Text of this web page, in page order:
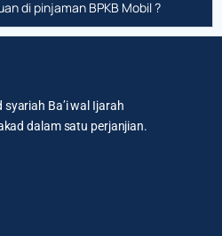
di pinjaman BPKB Mobil ?
Ba’i wal Ijarah
dalam satu perjanjian.